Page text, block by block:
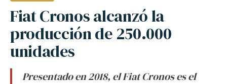
Fiat Cronos alcanzó la
producción de 250.000
unidades
Presentado en 2018, el Fiat Cronos es el